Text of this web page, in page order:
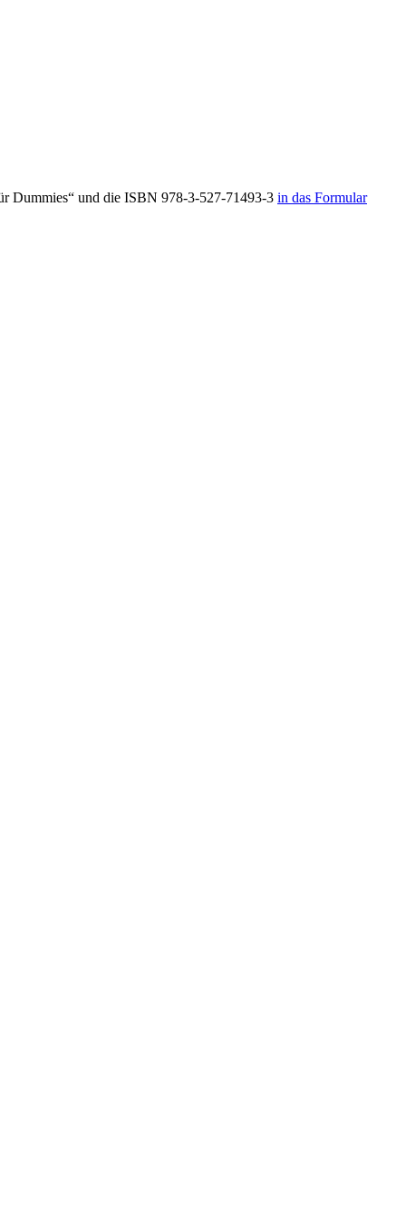
Dummies“ und die ISBN 978-3-527-71493-3 in das Formular